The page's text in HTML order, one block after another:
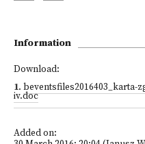
Information
Download:
1. beventsfiles2016403_karta-
iv.doc
Added on: